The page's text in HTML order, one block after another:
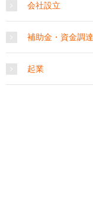
会社設立
補助金・資金調達
起業